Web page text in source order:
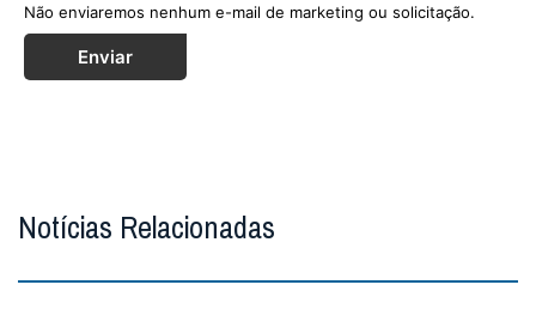
Não enviaremos nenhum e-mail de marketing ou solicitação.
Enviar
Notícias Relacionadas